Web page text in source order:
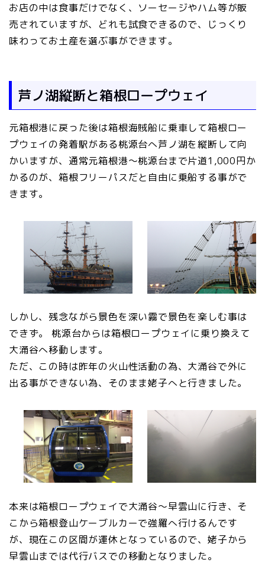
お店の中は食事だけでなく、ソーセージやハム等が販
売されていますが、どれも試食できるので、じっくり
味わってお土産を選ぶ事ができます。
芦ノ湖縦断と箱根ロープウェイ
元箱根港に戻った後は箱根海賊船に乗車して箱根ロー
プウェイの発着駅がある桃源台へ芦ノ湖を縦断して向
かいますが、通常元箱根港～桃源台まで片道1,000円か
かるのが、箱根フリーパスだと自由に乗船する事がで
きます。
しかし、残念ながら景色を深い霧で景色を楽しむ事は
できず。 桃源台からは箱根ロープウェイに乗り換えて
大涌谷へ移動します。
ただ、この時は昨年の火山性活動の為、大涌谷で外に
出る事ができない為、そのまま姥子へと行きました。
本来は箱根ロープウェイで大涌谷～早雲山に行き、そ
こから箱根登山ケーブルカーで強羅へ行けるんです
が、現在この区間が運休となっているので、姥子から
早雲山までは代行バスでの移動となりました。